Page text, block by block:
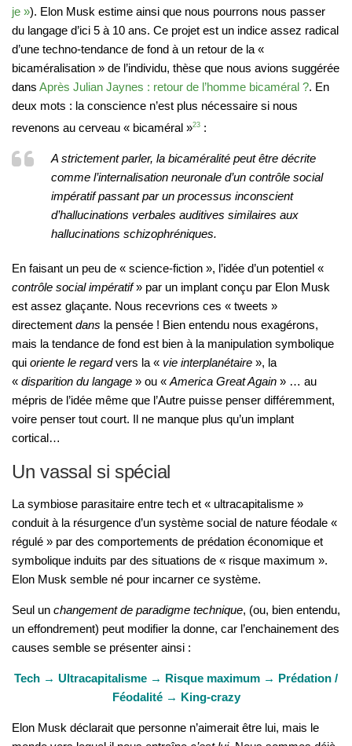
je »). Elon Musk estime ainsi que nous pourrons nous passer
du langage d’ici 5 à 10 ans. Ce projet est un indice assez radical
d’une techno-tendance de fond à un retour de la «
bicaméralisation » de l’individu, thèse que nous avions suggérée
dans Après Julian Jaynes : retour de l’homme bicaméral ?. En
deux mots : la conscience n’est plus nécessaire si nous
revenons au cerveau « bicaméral »23 :
A strictement parler, la bicaméralité peut être décrite
comme l’internalisation neuronale d’un contrôle social
impératif passant par un processus inconscient
d’hallucinations verbales auditives similaires aux
hallucinations schizophréniques.
En faisant un peu de « science-fiction », l’idée d’un potentiel «
contrôle social impératif» par un implant conçu par Elon Musk
est assez glaçante. Nous recevrions ces « tweets »
directement dans la pensée ! Bien entendu nous exagérons,
mais la tendance de fond est bien à la manipulation symbolique
qui oriente le regardvers la « vie interplanétaire », la
« disparition du langage » ou « America Great Again » … au
mépris de l’idée même que l’Autre puisse penser différemment,
voire penser tout court. Il ne manque plus qu’un implant
cortical…
Un vassal si spécial
La symbiose parasitaire entre tech et « ultracapitalisme »
conduit à la résurgence d’un système social de nature féodale «
régulé » par des comportements de prédation économique et
symbolique induits par des situations de « risque maximum ».
Elon Musk semble né pour incarner ce système.
Seul un changement de paradigme technique, (ou, bien entendu,
un effondrement) peut modifier la donne, car l’enchainement des
causes semble se présenter ainsi :
Tech → Ultracapitalisme → Risque maximum → Prédation /
Féodalité → King-crazy
Elon Musk déclarait que personne n’aimerait être lui, mais le